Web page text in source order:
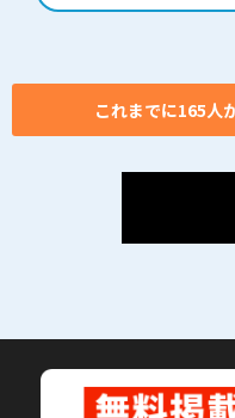
これまでに165人